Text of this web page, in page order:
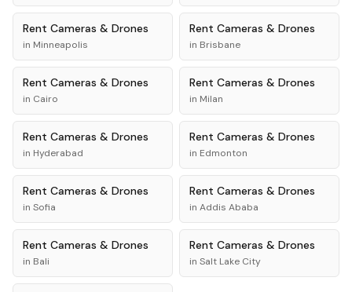
Rent Cameras & Drones
in Minneapolis
Rent Cameras & Drones
in Brisbane
Rent Cameras & Drones
in Cairo
Rent Cameras & Drones
in Milan
Rent Cameras & Drones
in Hyderabad
Rent Cameras & Drones
in Edmonton
Rent Cameras & Drones
in Sofia
Rent Cameras & Drones
in Addis Ababa
Rent Cameras & Drones
in Bali
Rent Cameras & Drones
in Salt Lake City